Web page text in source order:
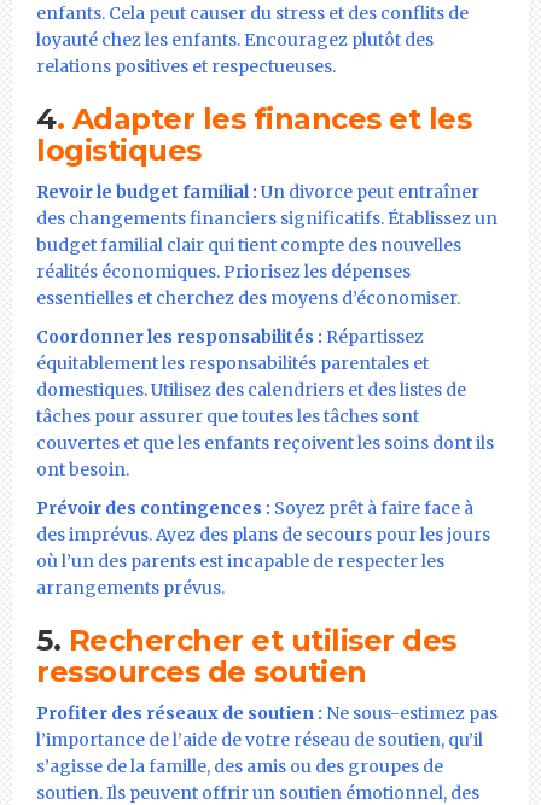
enfants. Cela peut causer du stress et des conflits de
loyauté chez les enfants. Encouragez plutôt des
relations positives et respectueuses.
4. Adapter les finances et les
logistiques
Revoir le budget familial : Un divorce peut entraîner
des changements financiers significatifs. Établissez un
budget familial clair qui tient compte des nouvelles
réalités économiques. Priorisez les dépenses
essentielles et cherchez des moyens d’économiser.
Coordonner les responsabilités : Répartissez
équitablement les responsabilités parentales et
domestiques. Utilisez des calendriers et des listes de
tâches pour assurer que toutes les tâches sont
couvertes et que les enfants reçoivent les soins dont ils
ont besoin.
Prévoir des contingences : Soyez prêt à faire face à
des imprévus. Ayez des plans de secours pour les jours
où l’un des parents est incapable de respecter les
arrangements prévus.
5. Rechercher et utiliser des
ressources de soutien
Profiter des réseaux de soutien : Ne sous-estimez pas
l’importance de l’aide de votre réseau de soutien, qu’il
s’agisse de la famille, des amis ou des groupes de
soutien. Ils peuvent offrir un soutien émotionnel, des